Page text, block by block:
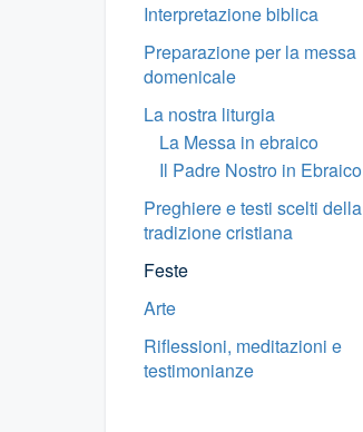
Interpretazione biblica
Preparazione per la messa
domenicale
La nostra liturgia
La Messa in ebraico
Il Padre Nostro in Ebraico
Preghiere e testi scelti della
tradizione cristiana
Feste
Arte
Riflessioni, meditazioni e
testimonianze